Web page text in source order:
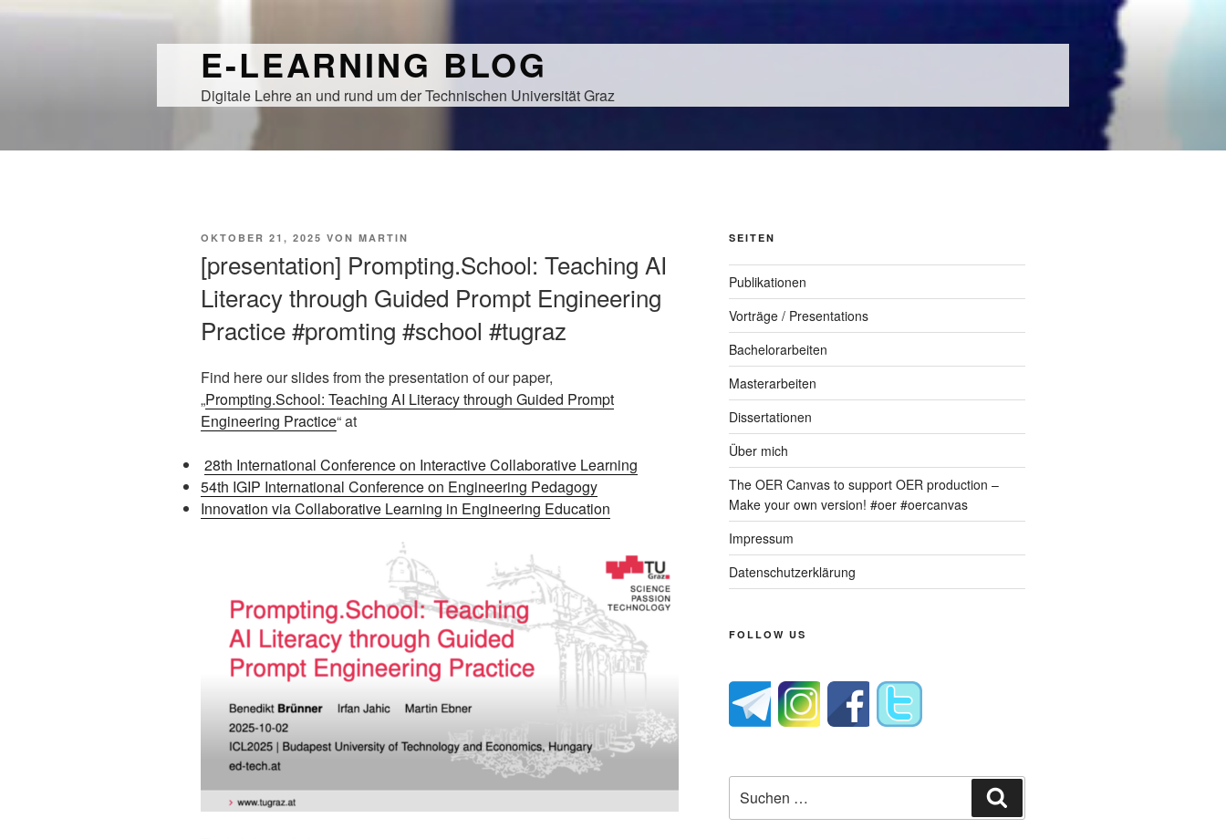
E-LEARNING BLOG
Digitale Lehre an und rund um der Technischen Universität Graz
VERÖFFENTLICHT
OKTOBER 21, 2025 VON MARTIN
[presentation] Prompting.School: Teaching AI
Literacy through Guided Prompt Engineering
Practice #promting #school #tugraz
Find here our slides from the presentation of our paper,
„Prompting.School: Teaching AI Literacy through Guided Prompt
Engineering Practice“ at
28th International Conference on Interactive Collaborative Learning
54th IGIP International Conference on Engineering Pedagogy
Innovation via Collaborative Learning in Engineering Education
SEITEN
Publikationen
Vorträge / Presentations
Bachelorarbeiten
Masterarbeiten
Dissertationen
Über mich
The OER Canvas to support OER production –
Make your own version! #oer #oercanvas
Impressum
Datenschutzerklärung
FOLLOW US
nach: